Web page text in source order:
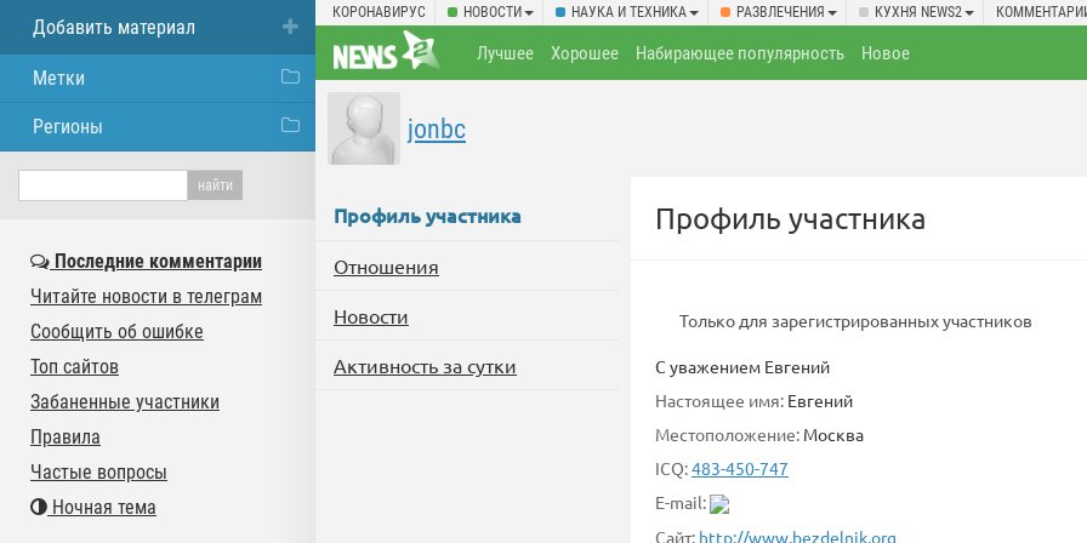
КОРОНАВИРУС НОВОСТИ НАУКА И ТЕХНИКА РАЗВЛЕЧЕНИЯ КУХНЯ NEWS2
Лучшее Хорошее Набирающее популярность Новое
jonbc
Профиль участника
Отношения
Новости
Активность за сутки
Профиль участника
Только для зарегистрированных участников
С уважением Евгений
Настоящее имя: Евгений
Местоположение: Москва
ICQ:483-450-747
E-mail:
Сайт: http://www.bezdelnik.org
Добавить материал
Метки
Регионы
Последние комментарии
Читайте новости в телеграм
Сообщить об ошибке
Топ сайтов
Забаненные участники
Правила
Частые вопросы
Ночная тема